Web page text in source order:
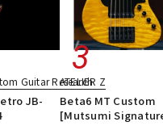
Guitar Research
JB-
ATELIER Z
Beta6 MT Custom
[Mutsumi